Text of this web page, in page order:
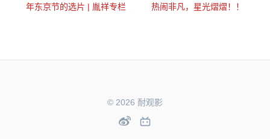
导篇：
年东京节的选片 | 胤祥专栏
篇：
热闹非凡，星光熠熠！！
© 2026 耐观影